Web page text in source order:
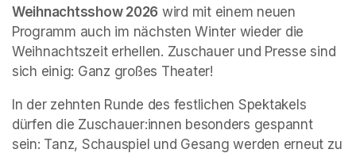
Weihnachtsshow 2026 wird mit einem neuen
Programm auch im nächsten Winter wieder die
Weihnachtszeit erhellen. Zuschauer und Presse sind
sich einig: Ganz großes Theater!
In der zehnten Runde des festlichen Spektakels
dürfen die Zuschauer:innen besonders gespannt
sein: Tanz, Schauspiel und Gesang werden erneut zu